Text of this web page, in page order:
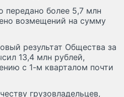
передано более 5,7 млн
возмещений на сумму
результат Общества за
13,4 млн рублей,
с 1-м кварталом почти
грузовладельцев,